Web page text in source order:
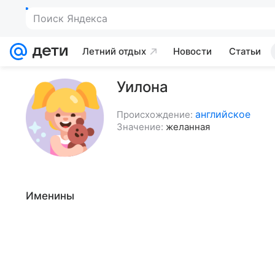
Поиск Яндекса
Летний отдых Новости Статьи
Уилона
Происхождение: английское
Значение: желанная
Именины